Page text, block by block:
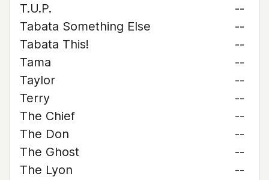
T.U.P.
--
Tabata Something Else
--
Tabata This!
--
Tama
--
Taylor
--
Terry
--
The Chief
--
The Don
--
The Ghost
--
The Lyon
--